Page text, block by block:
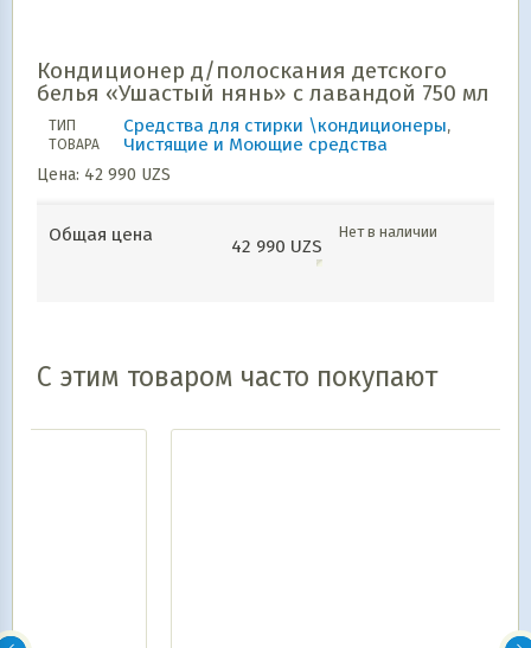
Кондиционер д/полоскания детского
белья «Ушастый нянь» с лавандой 750 мл
ТИП
ТОВАРА
Средства для стирки \кондиционеры,
Чистящие и Моющие средства
Цена: 42 990 UZS
Общая цена
42 990 UZS
Нет в наличии
С этим товаром часто покупают